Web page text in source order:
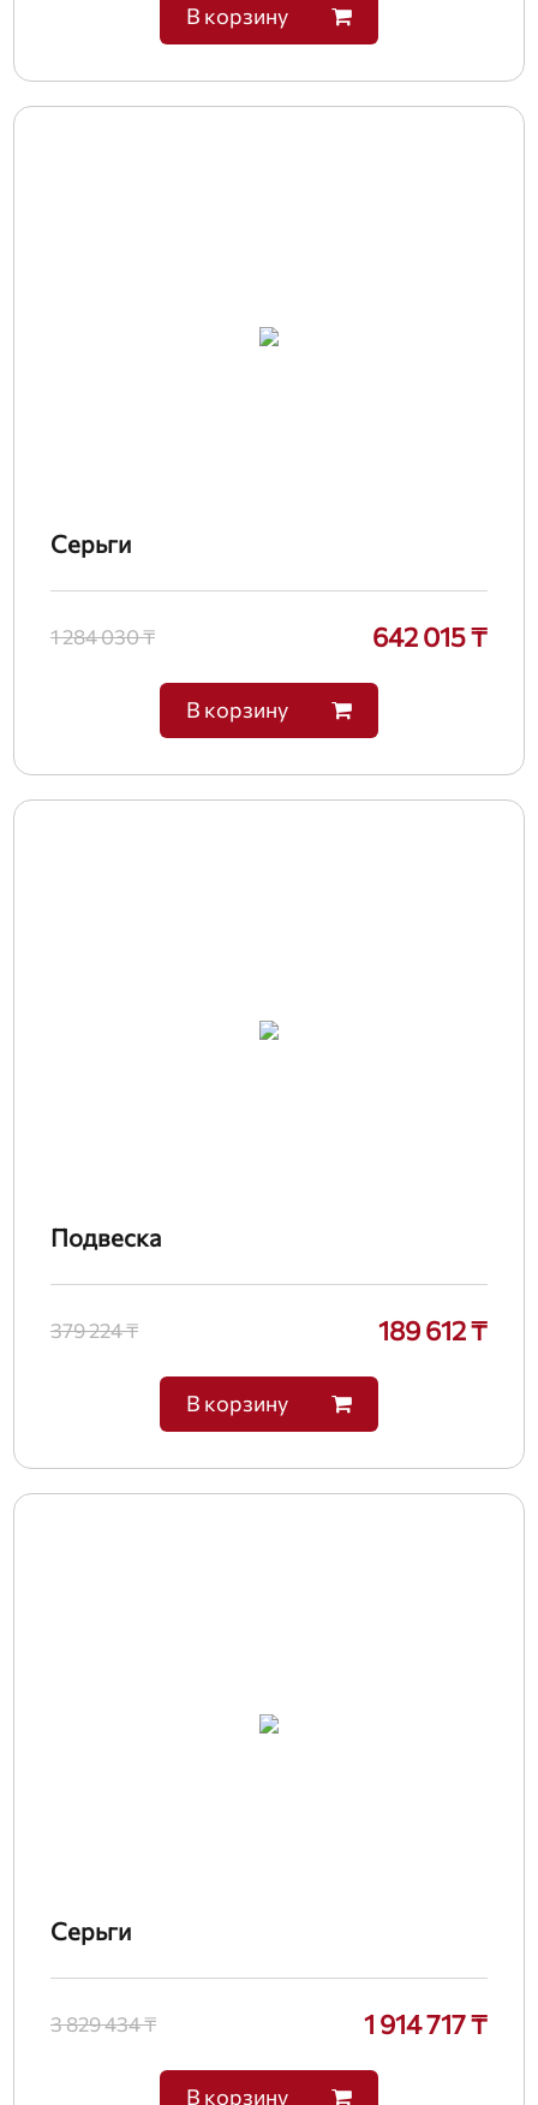
В корзину
Серьги
1 284 030 ₸ 642 015 ₸
В корзину
Подвеска
379 224 ₸ 189 612 ₸
В корзину
Серьги
3 829 434 ₸ 1 914 717 ₸
В корзину